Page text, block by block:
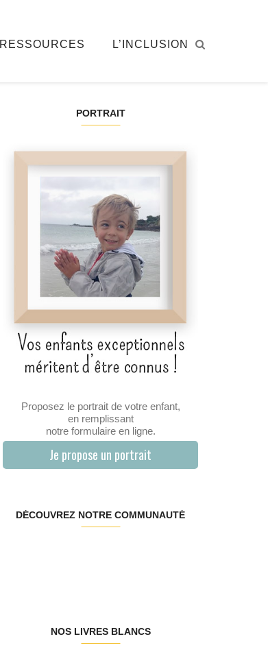
RESSOURCES L’INCLUSION
PORTRAIT
Proposez le portrait de votre enfant,
en remplissant
notre formulaire en ligne.
Je propose un portrait
DÉCOUVREZ NOTRE COMMUNAUTÉ
NOS LIVRES BLANCS